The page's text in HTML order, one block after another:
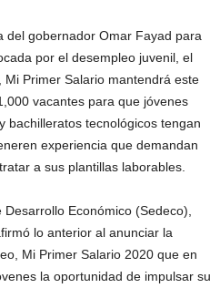
del gobernador Omar Fayad para
por el desempleo juvenil, el
Primer Salario mantendrá este
vacantes para que jóvenes
bachilleratos tecnológicos tengan
experiencia que demandan
a sus plantillas laborables.
Económico (Sedeco),
lo anterior al anunciar la
Mi Primer Salario 2020 que en
la oportunidad de impulsar su